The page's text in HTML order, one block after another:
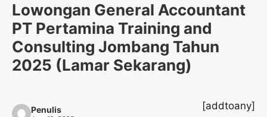
Lowongan General Accountant
PT Pertamina Training and
Consulting Jombang Tahun
2025 (Lamar Sekarang)
Penulis [addtoany]